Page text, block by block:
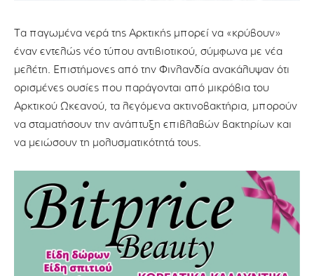
Τα παγωμένα νερά της Αρκτικής μπορεί να «κρύβουν»
έναν εντελώς νέο τύπου αντιβιοτικού, σύμφωνα με νέα
μελέτη. Επιστήμονες από την Φινλανδία ανακάλυψαν ότι
ορισμένες ουσίες που παράγονται από μικρόβια του
Αρκτικού Ωκεανού, τα λεγόμενα ακτινοβακτήρια, μπορούν
να σταματήσουν την ανάπτυξη επιβλαβών βακτηρίων και
να μειώσουν τη μολυσματικότητά τους.